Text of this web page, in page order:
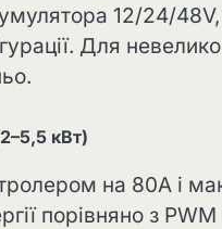
12/24/
Для
кВт)
на 80A і
порівняно з